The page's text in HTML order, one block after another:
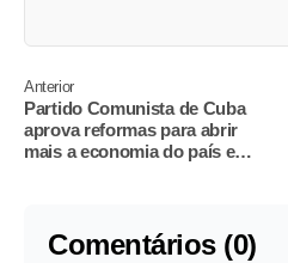
Anterior
Partido Comunista de Cuba
aprova reformas para abrir
mais a economia do país e
Comentários (0)